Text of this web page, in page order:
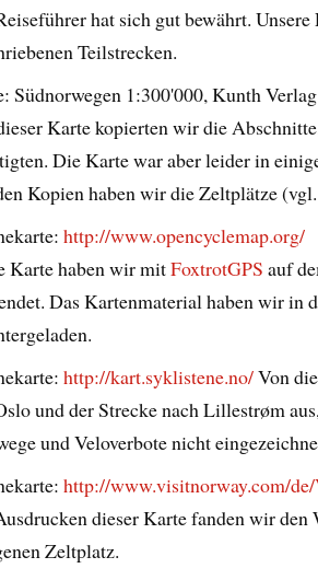
hat sich gut bewährt.
Teilstrecken.
Südnorwegen 1:300'000, Kunth Verlag
Karte kopierten wir die
Die Karte war aber leider in
Kopien haben wir die Zeltplätze
http://www.opencyclemap.org/
Karte haben wir mitFoxtrotGPS auf
Das Kartenmaterial haben wir in
http://kart.syklistene.no/Von
und der Strecke nach Lillestrøm
und Veloverbote nicht
http://www.visitnorway.com/
dieser Karte fanden wir den
Zeltplatz.